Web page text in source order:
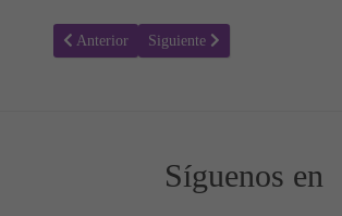
Artículo anterior: Letra de la canción,
Anterior Artículo siguiente: Letra de la
Siguiente
Síguenos en